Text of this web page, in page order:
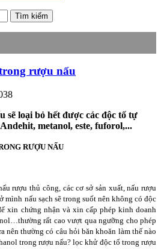
Tìm kiếm
rượu nấu
sẽ loại bỏ hết được các độc tố tự
metanol, este, fuforol,...
RƯỢU NẤU
thủ công, các cơ sở sản xuất, nấu rượu
mình nấu sạch sẽ trong suốt nên không có độc
xin chứng nhận và xin cấp phép kinh doanh
rất cao vượt qua ngưỡng cho phép
nên thường có câu hỏi băn khoăn làm thế nào
trong rượu nấu? lọc khử độc tố trong rượu